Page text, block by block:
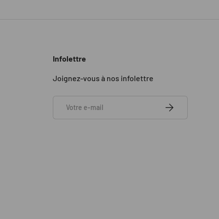
Infolettre
Joignez-vous à nos infolettre
S’INSCRIRE